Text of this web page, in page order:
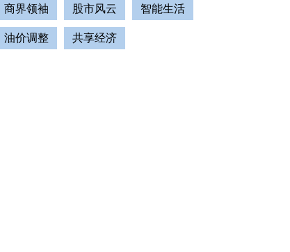
商界领袖 股市风云 智能生活
油价调整 共享经济